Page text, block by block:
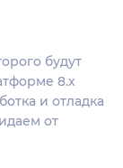
будут
8.х
и отладка
от